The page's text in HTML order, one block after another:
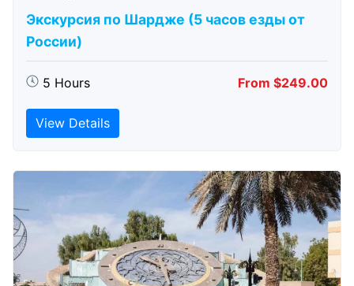
Экскурсия по Шардже (5 часов езды от
России)
5 Hours From $249.00
View Details